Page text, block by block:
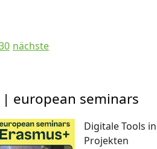
nächste
| european seminars
Digitale Tools
Projekten